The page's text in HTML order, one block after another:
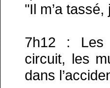
"Il m’a
7h12 : Les
circuit, les
dans